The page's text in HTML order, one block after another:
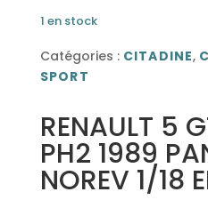
1 en stock
Catégories : CITADINE,
SPORT
RENAULT 5
PH2 1989
NOREV 1/18